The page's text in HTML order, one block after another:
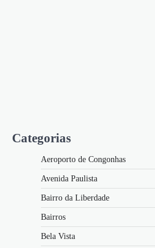
Categorias
Aeroporto de Congonhas
Avenida Paulista
Bairro da Liberdade
Bairros
Bela Vista